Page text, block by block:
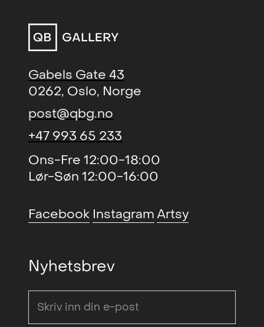
Gabels Gate 43
0262, Oslo, Norge
post@qbg.no
+47 993 65 233
Ons-Fre 12:00-18:00
Lør-Søn 12:00-16:00
Facebook InstagramArtsy
Nyhetsbrev